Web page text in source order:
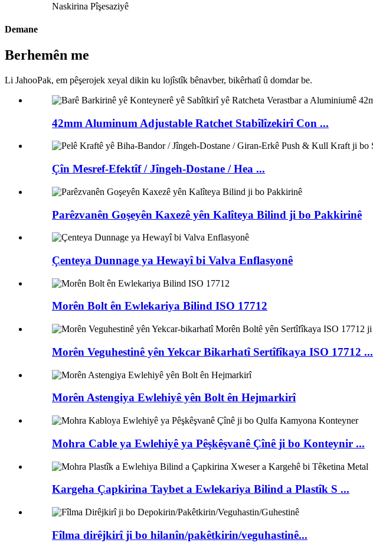
Naskirina Pîşesaziyê
Demane
Berhemên me
Li JahooPak, em pêşerojek xeyal dikin ku lojîstîk bênavber, bikêrhatî û domdar be.
42mm Aluminum Adjustable Ratchet Stabîlîzekirî Con ...
Çîn Mesref-Efektîf / Jîngeh-Dostane / Hea ...
Parêzvanên Goşeyên Kaxezê yên Kalîteya Bilind ji bo Pakkirinê
Çenteya Dunnage ya Hewayî bi Valva Enflasyonê
Morên Bolt ên Ewlekariya Bilind ISO 17712
Morên Veguhestinê yên Yekcar Bikarhatî Sertîfîkaya ISO 17712 ...
Morên Astengiya Ewlehiyê yên Bolt ên Hejmarkirî
Mohra Cable ya Ewlehiyê ya Pêşkêşvanê Çînê ji bo Konteynir ...
Kargeha Çapkirina Taybet a Ewlekariya Bilind a Plastîk S ...
Fîlma dirêjkirî ji bo hilanîn/pakêtkirin/veguhastinê...